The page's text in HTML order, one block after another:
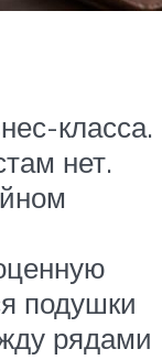
класса.
нет.
подушки
рядами